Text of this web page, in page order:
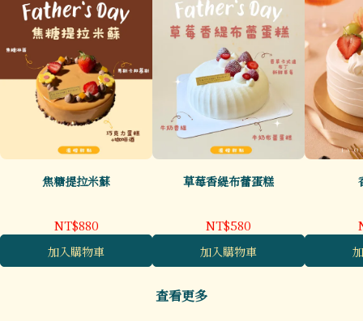
焦糖提拉米蘇
NT$880
加入購物車
草莓香緹布蕾蛋糕
NT$580
加入購物車
查看更多